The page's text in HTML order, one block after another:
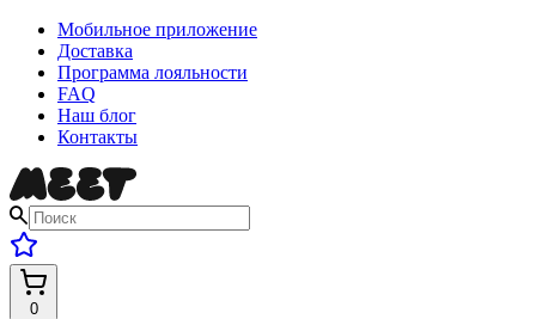
Мобильное приложение
Доставка
Программа лояльности
FAQ
Наш блог
Контакты
0